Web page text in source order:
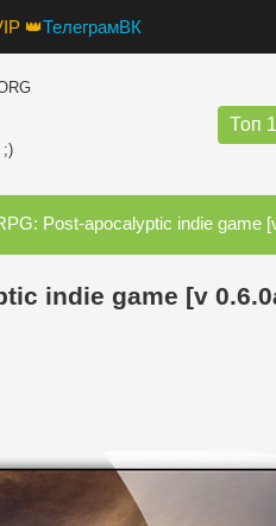
👑ТелеграмВК
;)
Топ
Post-apocalyptic indie game [v
indie game [v